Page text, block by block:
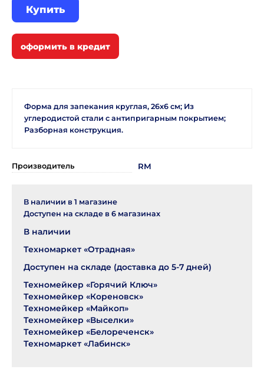
Купить
Форма для запекания круглая, 26х6 см; Из
углеродистой стали с антипригарным покрытием;
Разборная конструкция.
Производитель RM
В наличии в 1 магазине
Доступен на складе в 6 магазинах
В наличии
Техномаркет «Отрадная»
Доступен на складе (доставка до 5-7 дней)
Техномейкер «Горячий Ключ»
Техномейкер «Кореновск»
Техномейкер «Майкоп»
Техномейкер «Выселки»
Техномейкер «Белореченск»
Техномаркет «Лабинск»